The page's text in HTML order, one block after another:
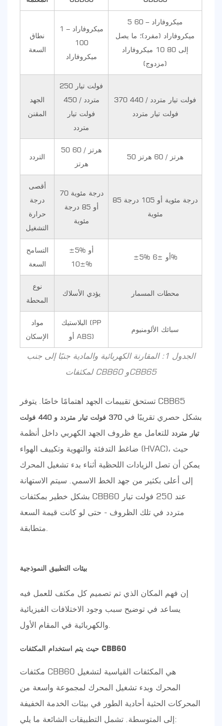
نطاق
السعة
1 ميكروفاراد –
100
ميكروفاراد
5 ميكروفاراد – 60
ميكروفاراد (مفرد)؛ ما يصل
إلى 80 10 ميكروفاراد
(مزدوج)
الجهد
المقنن
250 فولت تيار
متردد / 450
فولت تيار
متردد
370 فولت تيار متردد / 440
فولت تيار متردد
التردد
50 هرتز / 60
هرتز
50 هرتز / 60 هرتز
أقصى
درجة
حرارة
التشغيل
70 درجة مئوية
أو 85 درجة
مئوية
85 درجة مئوية أو 105 درجة
مئوية
التسامح
السعة
±5% أو
±10%
±5% أو ±6%
نوع
المحطة
يؤدي الأسلاك محطات المسمار
مواد
الإسكان
البلاستيك (PP
أو ABS)
سبائك الألومنيوم
الجدول 1: المقارنة الكهربائية والمادية جنبًا إلى جنب
لمكثفات CBB60 وCBB65
تستحق تقييمات الجهد اهتمامًا خاصًا. يتوفر CBB65
بشكل حصري تقريبًا في
370 فولت تيار متردد و 440 فولت
تيار متردد للتعامل مع ظروف الجهد الكهربي داخل أنظمة
ضاغط التدفئة والتهوية وتكييف الهواء (HVAC)، حيث
يمكن أن تصل الزيادات اللحظية أثناء بدء تشغيل المحرك
إلى أعلى بكثير من جهد الخط الاسمي. سيتم الاستهانة
بشكل خطير بمكثفات CBB60 عند 250 فولت تيار
متردد في تلك الظروف - حتى لو كانت قيمة السعة
متطابقة.
بيئات التطبيق النموذجية
إن فهم المكان الذي تم تصميم كل مكثف للعمل فيه
يساعد في توضيح سبب وجود الاختلافات الفيزيائية
والكهربائية في المقام الأول.
حيث يتم استخدام المكثفات CBB60
مكثفات CBB60 هي المكثفات القياسية لتشغيل
المحرك وبدء تشغيل المحرك لمجموعة واسعة من
المحركات الحثية أحادية الطور في بيئات الخدمة الخفيفة
إلى المتوسطة. تشمل التطبيقات الشائعة ما يلي: